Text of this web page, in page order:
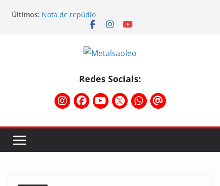
Últimos: Nota de repúdio
Conselho Diretivo da CNM/CUT debate indústria e
Physioclinic: parceira do Sindicato
Assembleia na Taurus – Campanha salarial
Assembleia na Taurus fortalece campanha
salarial e mostra a força da categoria que exige
reajuste
Redes Sociais: